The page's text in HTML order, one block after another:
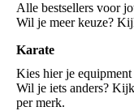
Alle bestsellers voor
Wil je meer keuze?
Karate
Kies hier je
Wil je iets anders?
per merk.